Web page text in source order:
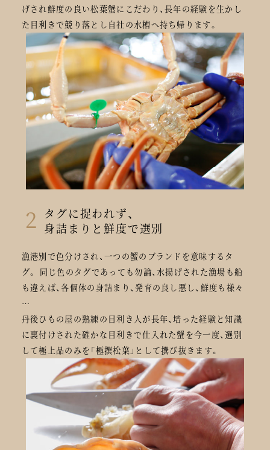
げされ鮮度の良い松葉蟹にこだわり、長年の経験を生かし
た目利きで競り落とし自社の水槽へ持ち帰ります。
2 タグに捉われず、
身詰まりと鮮度で選別
漁港別で色分けされ、一つの蟹のブランドを意味するタ
グ。 同じ色のタグであっても勿論、水揚げされた漁場も船
も違えば、各個体の身詰まり、発育の良し悪し、鮮度も様々
…
丹後ひもの屋の熟練の目利き人が長年、培った経験と知識
に裏付けされた確かな目利きで仕入れた蟹を今一度、選別
して極上品のみを「極撰松葉」として撰び抜きます。